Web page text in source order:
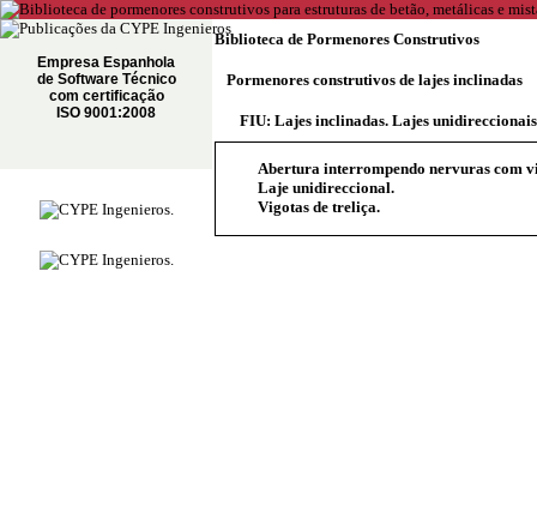
Empresa Espanhola
de Software Técnico
com certificação
ISO 9001:2008
Biblioteca de Pormenores Construtivos
Pormenores construtivos de lajes inclinadas
FIU: Lajes inclinadas. Lajes unidireccionais
Abertura interrompendo nervuras com
Laje unidireccional.
Vigotas de treliça.